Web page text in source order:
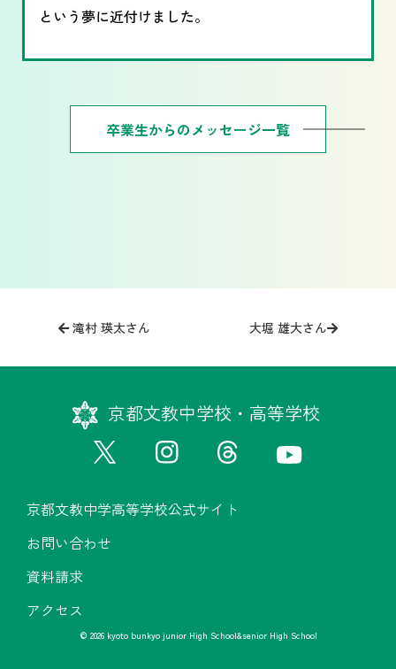
という夢に近付けました。
卒業生からのメッセージ一覧
ビ
滝村 瑛太さん 大堀 雄大さん
京都文教中学校・高等学校
京都文教中学高等学校公式サイト
お問い合わせ
資料請求
アクセス
© 2026 kyoto bunkyo junior High School&senior High School